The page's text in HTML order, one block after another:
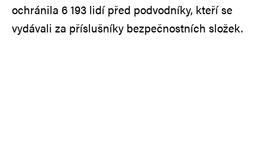
ochránila 6 193 lidí před podvodníky, kteří se
vydávali za příslušníky bezpečnostních složek.